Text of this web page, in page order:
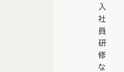
入
社
員
研
修
な